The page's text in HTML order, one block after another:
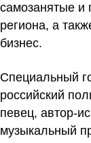
самозанятые и
региона, а
бизнес.
Специальный
российский
певец, автор-
музыкальный